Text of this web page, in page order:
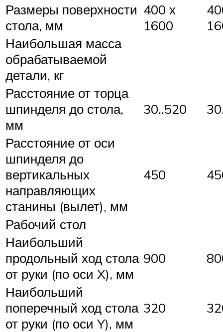
Размеры поверхности
стола, мм
400 х
1600
Наибольшая масса
обрабатываемой
детали, кг
Расстояние от торца
шпинделя до стола,
мм
30..520
Расстояние от оси
шпинделя до
вертикальных
направляющих
станины (вылет), мм
450
Рабочий стол
Наибольший
продольный ход стола
от руки (по оси X), мм
900
Наибольший
поперечный ход стола
от руки (по оси Y), мм
320